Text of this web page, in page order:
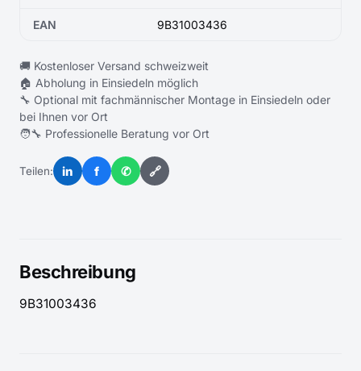
EAN 9B31003436
🚚 Kostenloser Versand schweizweit
🏠 Abholung in Einsiedeln möglich
🔧 Optional mit fachmännischer Montage in Einsiedeln oder
bei Ihnen vor Ort
🧑‍🔧 Professionelle Beratung vor Ort
Teilen: in f ✆ 🔗
Beschreibung
9B31003436